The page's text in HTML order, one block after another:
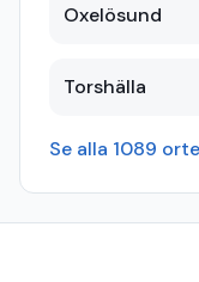
Oxelösund
Torshälla
Se alla 1089